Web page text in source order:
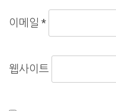
이메일 *
웹사이트